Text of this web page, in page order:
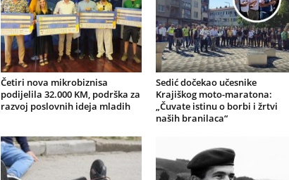
Četiri nova mikrobiznisa
podijelila 32.000 KM, podrška za
razvoj poslovnih ideja mladih
Sedić dočekao učesnike
Krajiškog moto-maratona:
„Čuvate istinu o borbi i žrtvi
naših branilaca“